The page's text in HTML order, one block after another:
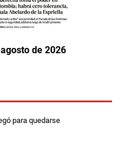
de 2026
para quedarse